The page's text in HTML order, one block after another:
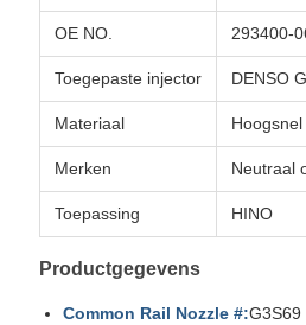
OE NO. 293400-
Toegepaste injector DENSO
Materiaal
Merken Neutraal
Toepassing HINO
Productgegevens
Common Rail Nozzle #:G3S69